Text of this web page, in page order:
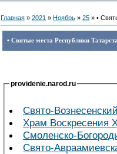
Главная » 2021 » Ноябрь » 25 » •
• Святые места Республики
providenie.narod.ru
Свято-
Храм Воскресения
Смоленско-
Свято-